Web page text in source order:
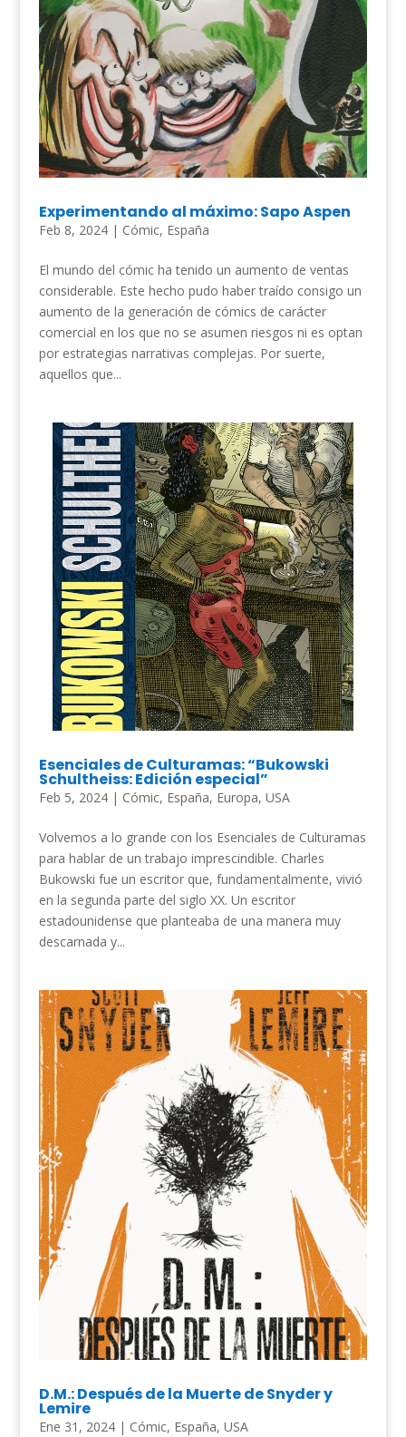
Experimentando al máximo: Sapo Aspen
Feb 8, 2024| Cómic, España
El mundo del cómic ha tenido un aumento de ventas
considerable. Este hecho pudo haber traído consigo un
aumento de la generación de cómics de carácter
comercial en los que no se asumen riesgos ni es optan
por estrategias narrativas complejas. Por suerte,
aquellos que...
Esenciales de Culturamas: “Bukowski
Schultheiss: Edición especial”
Feb 5, 2024| Cómic, España, Europa, USA
Volvemos a lo grande con los Esenciales de Culturamas
para hablar de un trabajo imprescindible. Charles
Bukowski fue un escritor que, fundamentalmente, vivió
en la segunda parte del siglo XX. Un escritor
estadounidense que planteaba de una manera muy
descarnada y...
D.M.: Después de la Muerte de Snyder y
Lemire
Ene 31, 2024| Cómic, España, USA